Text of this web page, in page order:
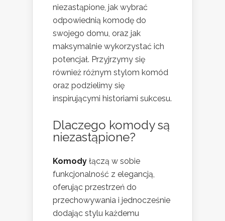
niezastąpione, jak wybrać
odpowiednią komodę do
swojego domu, oraz jak
maksymalnie wykorzystać ich
potencjał. Przyjrzymy się
również różnym stylom komód
oraz podzielimy się
inspirującymi historiami sukcesu.
Dlaczego komody są
niezastąpione?
Komody łączą w sobie
funkcjonalność z elegancją,
oferując przestrzeń do
przechowywania i jednocześnie
dodając stylu każdemu